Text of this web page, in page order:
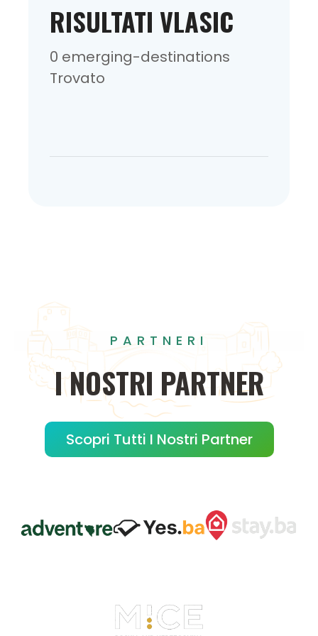
RISULTATI VLASIC
0 emerging-destinations
Trovato
PARTNERI
INOSTRI PARTNER
Scopri Tutti I Nostri Partner